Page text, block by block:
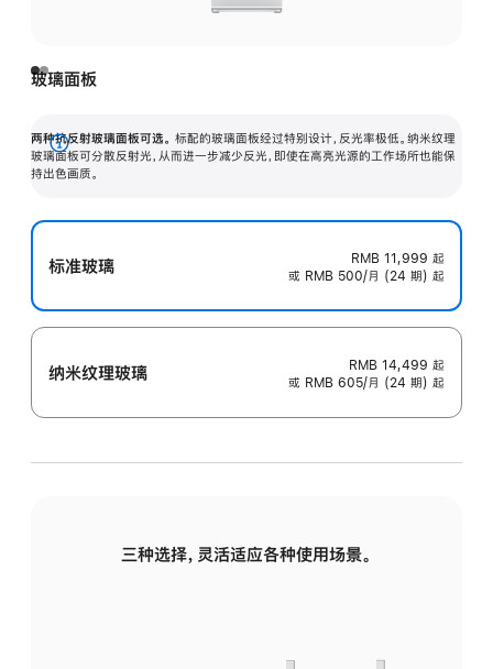
玻璃面板
两种抗反射玻璃面板可选。 标配的玻璃面板经过特别设计，反光率极低。纳米纹理
玻璃面板可分散反射光，从而进一步减少反光，即使在高亮光源的工作场所也能保
持出色画质。
展
开
标准玻璃 RMB 11,999 起
或 RMB 500/月 (24 期) 起
纳米纹理玻璃 RMB 14,499 起
或 RMB 605/月 (24 期) 起
三种选择，灵活适应各种使用场景。